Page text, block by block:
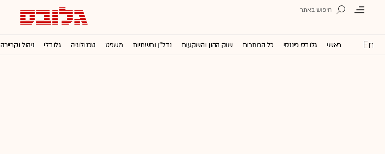
ראשי גלובס פיננסי כל הכותרות שוק ההון והשקעות נדל''ן ותשתיות משפט טכנולוגיה גלובלי ניהול וקריירה